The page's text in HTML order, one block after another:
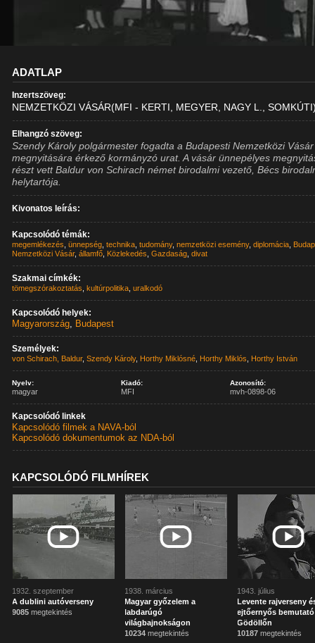
ADATLAP
Inzertszöveg:
NEMZETKÖZI VÁSÁR(MFI - KERTI, MEGYER, NAGY L.,
Elhangzó szöveg:
Szendy Károly polgármester fogadta a Budapesti Nemzetközi Vásár
megnyitására érkező kormányzó urat. A vásár ünnepélyes
részt vett Baldur von Schirach német birodalmi vezető, Bécs
helytartója.
Kivonatos leírás:
Kapcsolódó témák:
megemlékezés ,ünnepség ,technika ,tudomány,nemzetközi esemény,diplomácia
Nemzetközi Vásár,államfő Közlekedés ,Gazdaság ,divat
Szakmai címkék:
tömegszórakoztatás ,kultúrpolitika ,uralkodó
Kapcsolódó helyek:
Magyarország, Budapest
Személyek:
von Schirach, Baldur,Szendy Károly, Horthy Miklósné Horthy Miklós Horthy István
Nyelv:
magyar
Kiadó:
MFI
Azonosító:
mvh-0898-06
Kapcsolódó linkek
Kapcsolódó filmek a NAVA-ból
Kapcsolódó dokumentumok az NDA-ból
KAPCSOLÓDÓ FILMHÍREK
1932. szeptember
A dublini autóverseny
9085 megtekintés
1938. március
Magyar győzelem a
labdarúgó
világbajnokságon
10234 megtekintés
1943. július
Levente rajverseny
ejtőernyős bemutató
Gödöllőn
10187 megtekintés